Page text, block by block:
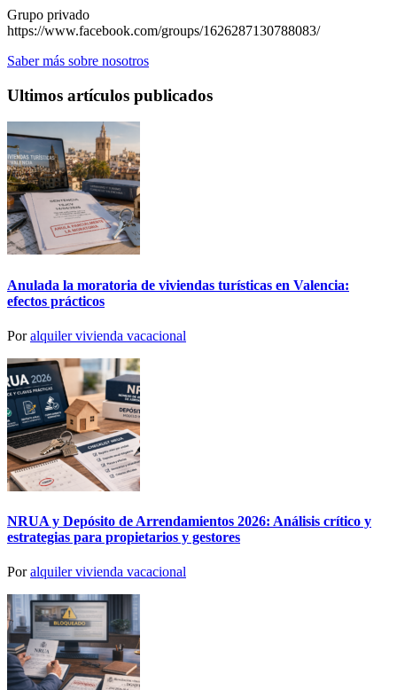
Grupo privado
https://www.facebook.com/groups/1626287130788083/
Saber más sobre nosotros
Ultimos artículos publicados
Anulada la moratoria de viviendas turísticas en Valencia:
efectos prácticos
Poralquiler vivienda vacacional
NRUA y Depósito de Arrendamientos 2026: Análisis crítico y
estrategias para propietarios y gestores
Poralquiler vivienda vacacional